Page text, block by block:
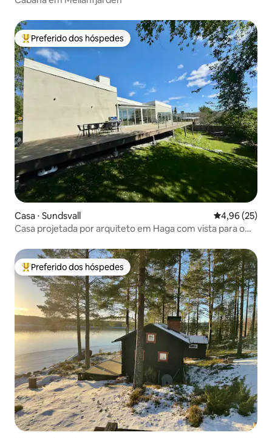
Entre os melhores preferidos dos hóspedes
Preferido dos hóspedes
Casa ⋅ Sundsvall 4,96 de uma
4,96 (25)
Casa projetada por arquiteto em Haga com vista para o
Entre os melhores preferidos dos hóspedes
Preferido dos hóspedes